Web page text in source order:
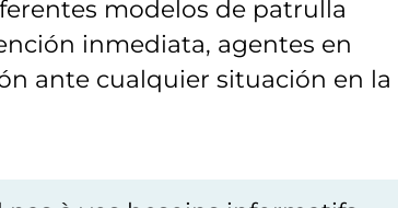
modelos de patrulla
inmediata, agentes en
ante cualquier situación en la